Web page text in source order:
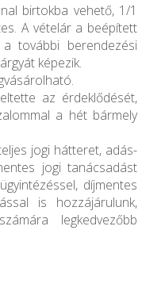
birtokba vehető, 1/1
A vételár a beépített
további berendezési
képezik.
az érdeklődését,
a hét bármely
jogi hátteret, adás-
jogi tanácsadást
díjmentes
is hozzájárulunk,
legkedvezőbb